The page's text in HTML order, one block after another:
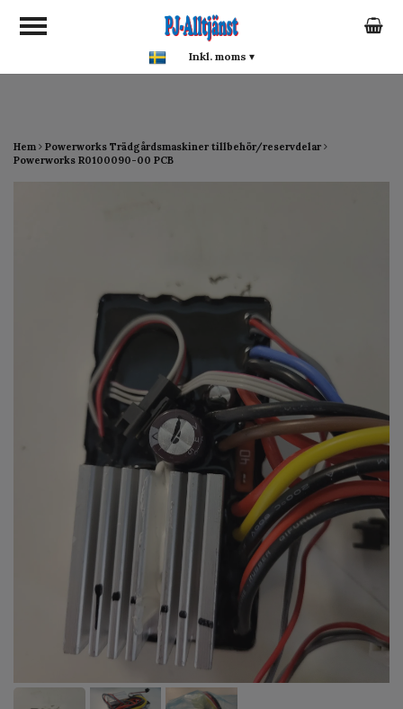
google-site-verification:
google0142a1f5f0015a93.html
Hem
Powerworks Trädgårdsmaskiner tillbehör/reservdelar
Powerworks R0100090-00 PCB
Inkl. moms ▾